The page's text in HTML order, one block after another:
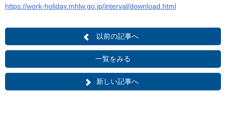
https://work-holiday.mhlw.go.jp/interval/download.html
以前の記事へ
一覧をみる
新しい記事へ